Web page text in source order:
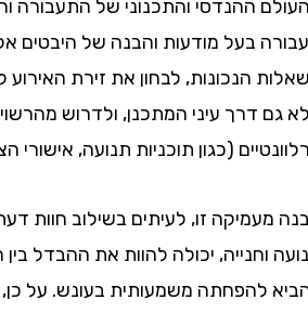
ההנדסי והתכנוני של התעבורה
בעל מודעות והבנה של היבטים אלו,
הנכונות, לבחון את זירת האירוע לא
דרך עיני המתכנן, ולדרוש מהרשויות
(כגון תוכניות תנועה, אישורי הצבת
זו, לעיתים בשילוב חוות דעת
יכולה להוות את ההבדל בין
משמעותית בעונש. על כן,